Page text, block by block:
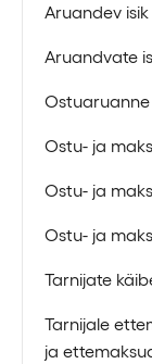
Aruandev isik
Aruandvate
Ostuaruanne
Ostu- ja
Ostu- ja
Ostu- ja
Tarnijate
Tarnijale
ja